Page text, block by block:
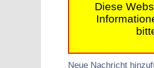
Diese
Neue Nachricht